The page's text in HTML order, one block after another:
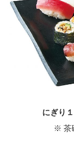
にぎり
※ 茶